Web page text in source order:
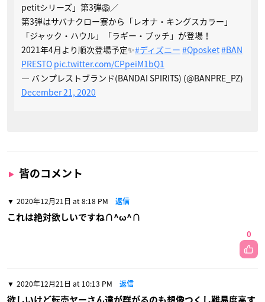
petitシリーズ」第3弾🦁／
第3弾はサバナクロー寮から「レオナ・キングスカラー」
「ジャック・ハウル」「ラギー・ブッチ」が登場！
2021年4月より順次登場予定✨#ディズニー #Qposket#BAN
PRESTO pic.twitter.com/CPpeiM1bQ1
— バンプレストブランド(BANDAI SPIRITS) (@BANPRE_PZ)
December 21, 2020
皆のコメント
2020年12月21日 at 8:18 PM 返信
これは絶対欲しいですね∩^ω^∩
0
2020年12月21日 at 10:13 PM 返信
欲しいけど転売ヤーさん達が群がるのも想像つくし難易度高す